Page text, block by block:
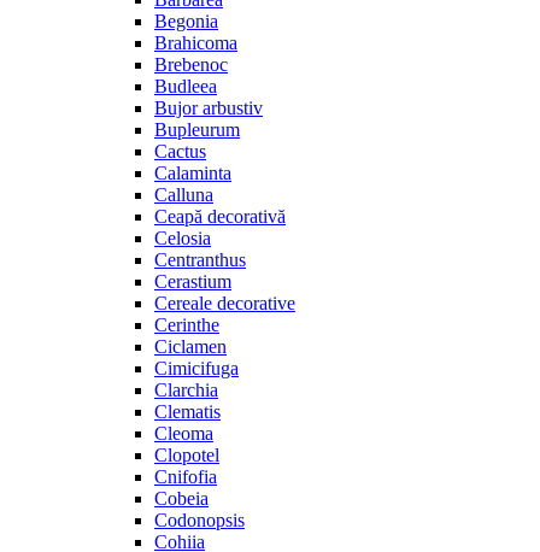
Begonia
Brahicoma
Brebenoc
Budleea
Bujor arbustiv
Bupleurum
Cactus
Calaminta
Calluna
Ceapă decorativă
Celosia
Centranthus
Cerastium
Cereale decorative
Cerinthe
Ciclamen
Cimicifuga
Clarchia
Clematis
Cleoma
Clopotel
Cnifofia
Cobeia
Codonopsis
Cohiia